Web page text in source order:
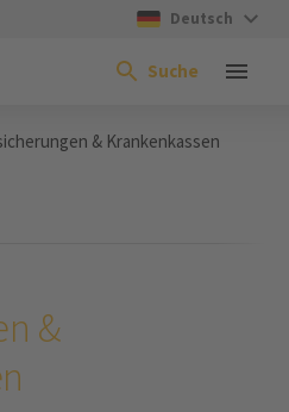
Deutsch
Suche
& Krankenkassen
&